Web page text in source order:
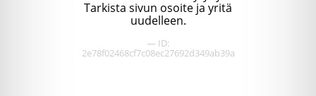
Tarkista sivun osoite ja yritä
uudelleen.
— ID:
2e78f02468cf7c08ec27692d349ab39a